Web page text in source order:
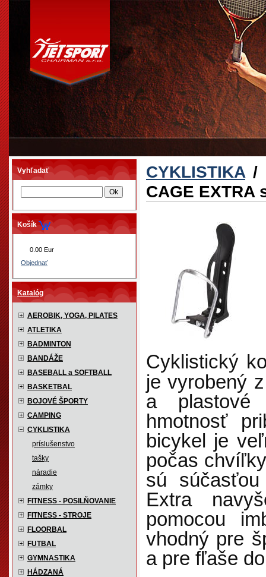
Vyhľadať
Košík
0.00 Eur
Objednať
Katalóg
AEROBIK, YOGA, PILATES
ATLETIKA
BADMINTON
BANDÁŽE
BASEBALL a SOFTBALL
BASKETBAL
BOJOVÉ ŠPORTY
CAMPING
CYKLISTIKA
príslušenstvo
tašky
náradie
zámky
FITNESS - POSILŇOVANIE
FITNESS - STROJE
FLOORBAL
FUTBAL
GYMNASTIKA
HÁDZANÁ
CYKLISTIKA /
CAGE EXTRA
Cyklistický
je vyrobený
a plastové
hmotnosť
bicykel je
počas
sú
Extra
pomocou
vhodný pre
a pre fľaše